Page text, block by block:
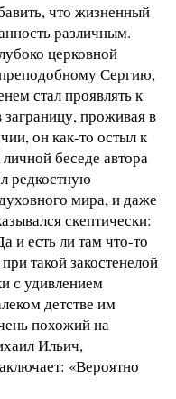
что жизненный
различным.
церковной
Сергию,
стал проявлять к
заграницу, проживая в
он как-то остыл к
беседе автора
редкостную
мира, и даже
скептически:
и есть ли там что-то
такой закостенелой
с удивлением
детстве им
похожий на
Ильич,
«Вероятно